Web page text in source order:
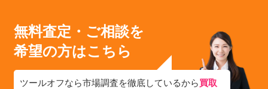
無料査定・ご相談を
希望の方はこちら
ツールオフなら市場調査を徹底しているから買取